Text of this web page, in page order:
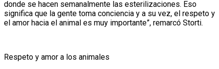
donde se hacen semanalmente las esterilizaciones. Eso
significa que la gente toma conciencia y a su vez, el respeto y
el amor hacia el animal es muy importante”, remarcó Storti.
Respeto y amor a los animales